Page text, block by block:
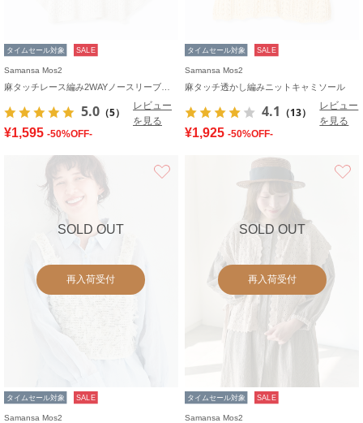
タイムセール対象 SALE
Samansa Mos2
5.0 （5）
レビュー
を見る
¥1,595 -50%OFF-
タイムセール対象 SALE
Samansa Mos2
麻タッチ透かし編みニットキャミソール
4.1 （13）
レビュー
を見る
¥1,925 -50%OFF-
SOLD OUT
再入荷受付
タイムセール対象 SALE
Samansa Mos2
SOLD OUT
再入荷受付
タイムセール対象 SALE
Samansa Mos2